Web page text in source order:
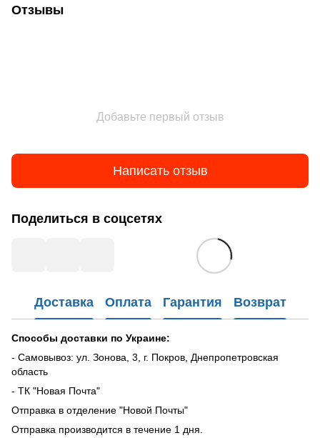
Отзывы
Добавьте первый отзыв
Написать отзыв
Поделиться в соцсетях
Доставка Оплата Гарантия Возврат
Способы доставки по Украине:
- Самовывоз: ул. Зонова, 3, г. Покров, Днепропетровская
область
- ТК "Новая Почта"
Отправка в отделение "Новой Почты"
Отправка производится в течение 1 дня.